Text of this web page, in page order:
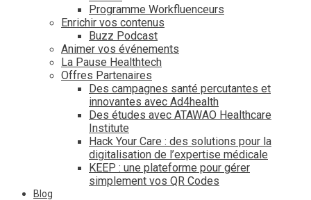
Programme Workfluenceurs
Enrichir vos contenus
Buzz Podcast
Animer vos événements
La Pause Healthtech
Offres Partenaires
Des campagnes santé percutantes et
innovantes avec Ad4health
Des études avec ATAWAO Healthcare
Institute
Hack Your Care : des solutions pour la
digitalisation de l’expertise médicale
KEEP : une plateforme pour gérer
simplement vos QR Codes
Blog